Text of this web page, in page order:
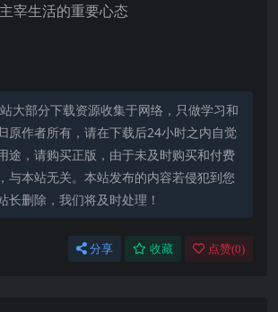
宰生活的重要心态
大部分下载资源收集于网络，只做学习和
原作者所有，请在下载后24小时之内自觉
途，请购买正版，由于未及时购买和付费
与本站无关。本站发布的内容若侵犯到您
长删除，我们将及时处理！
分享 收藏 点赞(0)